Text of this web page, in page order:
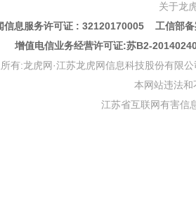
关于龙
信息服务许可证 : 32120170005 工信部
增值电信业务经营许可证:苏B2-
所有:龙虎网·江苏龙虎网信息科技股份有限
本网站违法
江苏省互联网有害